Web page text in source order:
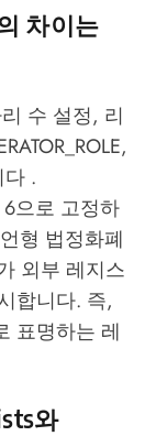
차이는
수 설정, 리
.
으로 고정하
형 법정화폐
외부 레지스
합니다. 즉,
표명하는 레
와